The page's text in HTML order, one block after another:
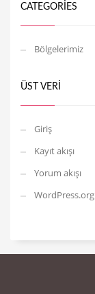
CATEGORIES
Bölgelerimiz
ÜST VERI
Giriş
Kayıt akışı
Yorum akışı
WordPress.org